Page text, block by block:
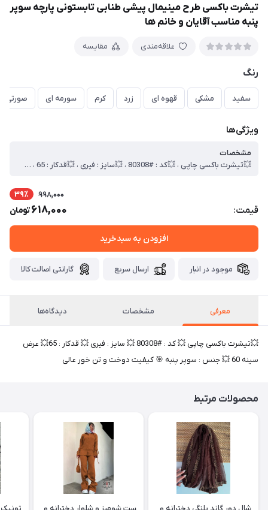
تیشرت باکسی طرح مینیمال پیشی طنابی تابستونی پارچه سوپر
پنبه مناسب آقایان و خانم ها
علاقه‌مندی مقایسه
رنگ
سفید مشکی قهوه ای زرد کرم سورمه ای صورتی
ویژگی‌ها
مشخصات
💥تیشرت باکسی چاپی ، 💥کد : #80308 ، 💥سایز : فیری ، 💥قدکار : 65 ، 💥 عرض سینه 60 ، 💥جنس : سوپر پنبه ، 🎯کیفیت دوخت و تن خور عالی
قیمت:
998,000 39٪
618,000تومان
افزودن به سبدخرید
موجود در انبار ارسال سریع گارانتی اصالت کالا
معرفی مشخصات دیدگاه‌ها
💥تیشرت باکسی چاپی 💥 کد : #80308 💥 سایز : فیری 💥 قدکار : 65💥 عرض
سینه 60 💥 جنس : سوپر پنبه 🎯 کیفیت دوخت و تن خور عالی
محصولات مرتبط